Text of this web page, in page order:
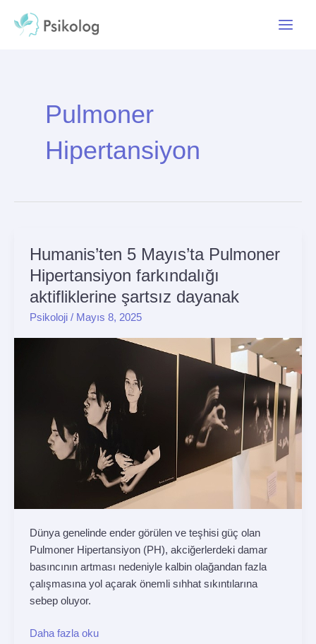
atla
Pulmoner
Hipertansiyon
Humanis’ten 5 Mayıs’ta Pulmoner
Hipertansiyon farkındalığı
aktifliklerine şartsız dayanak
Psikoloji/ Mayıs 8, 2025
Dünya genelinde ender görülen ve teşhisi güç olan
Pulmoner Hipertansiyon (PH), akciğerlerdeki damar
basıncının artması nedeniyle kalbin olağandan fazla
çalışmasına yol açarak önemli sıhhat sıkıntılarına
sebep oluyor.
Humanis’ten
5
Mayıs’ta
Pulmoner
Hipertansiyon
farkındalığı
Daha fazla oku